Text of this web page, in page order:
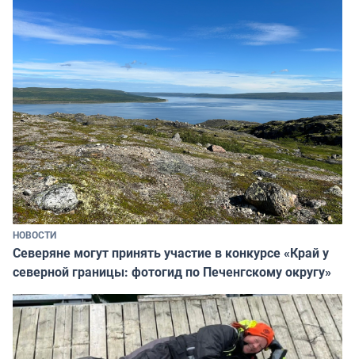
НОВОСТИ
Северяне могут принять участие в конкурсе «Край у
северной границы: фотогид по Печенгскому округу»